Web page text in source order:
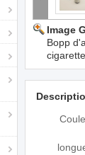
Image
Bopp
cigarette